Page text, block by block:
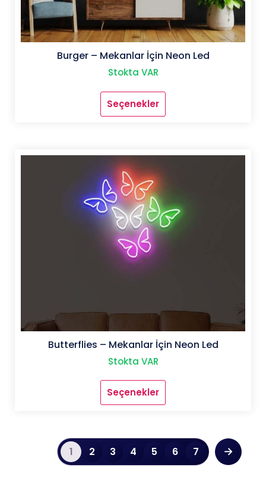
Burger – Mekanlar İçin Neon Led
Stokta VAR
Seçenekler
Bu
varyasyonu
var.
Seçenekler
ürün
sayfasından
seçilebilir
Butterflies – Mekanlar İçin Neon Led
Stokta VAR
Seçenekler
Bu
fazla
varyasyonu
var.
1 2 3 4 5 6 7 →